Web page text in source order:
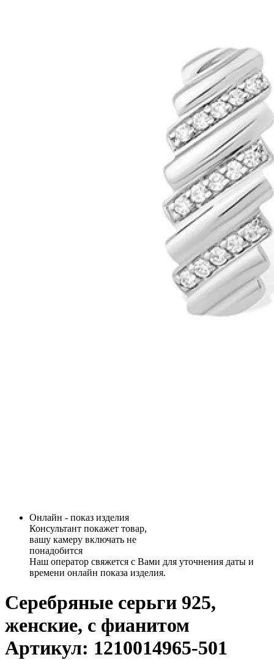
Онлайн - показ изделия
Консультант покажет товар,
вашу камеру включать не
понадобится
Наш оператор свяжется с Вами для уточнения даты и
времени онлайн показа изделия.
Серебряные серьги 925,
женские, с фианитом
Артикул: 1210014965-501